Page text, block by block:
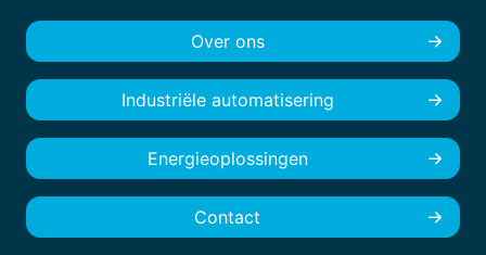
Over ons
Industriële automatisering
Energieoplossingen
Contact